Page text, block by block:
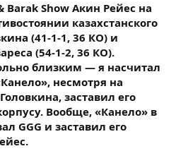
Show Акин Рейес на
казахстанского
(41-1-1, 36 КО) и
(54-1-2, 36 КО).
близким — я насчитал
несмотря на
заставил его
Вообще, «Канело» в
GGG и заставил его